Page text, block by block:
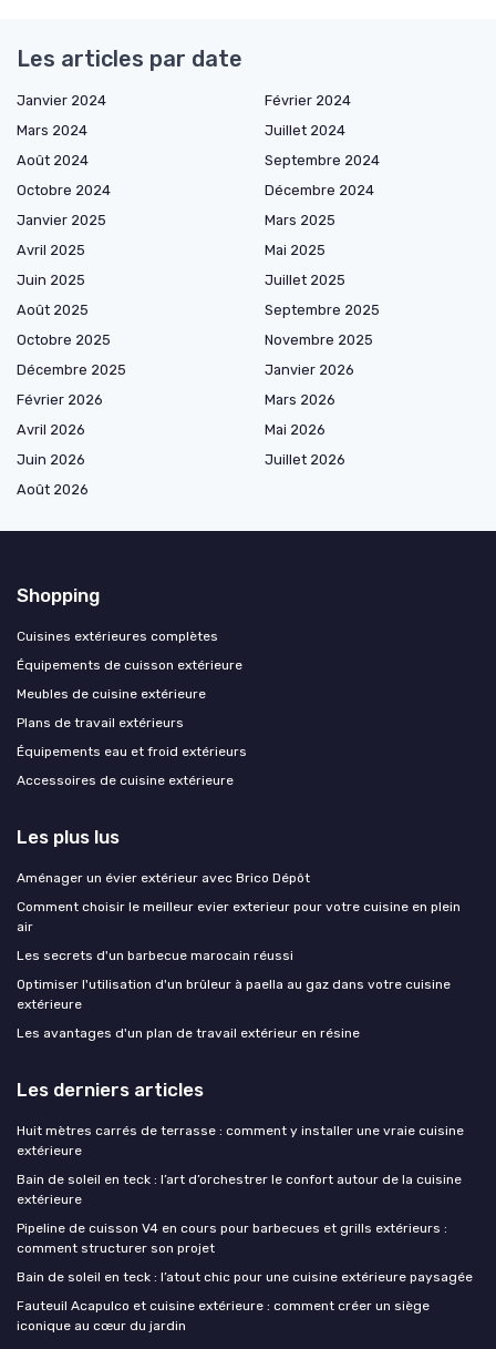
Les articles par date
Janvier 2024
Février 2024
Mars 2024
Juillet 2024
Août 2024
Septembre 2024
Octobre 2024
Décembre 2024
Janvier 2025
Mars 2025
Avril 2025
Mai 2025
Juin 2025
Juillet 2025
Août 2025
Septembre 2025
Octobre 2025
Novembre 2025
Décembre 2025
Janvier 2026
Février 2026
Mars 2026
Avril 2026
Mai 2026
Juin 2026
Juillet 2026
Août 2026
Shopping
Cuisines extérieures complètes
Équipements de cuisson extérieure
Meubles de cuisine extérieure
Plans de travail extérieurs
Équipements eau et froid extérieurs
Accessoires de cuisine extérieure
Les plus lus
Aménager un évier extérieur avec Brico Dépôt
Comment choisir le meilleur evier exterieur pour votre cuisine en plein
air
Les secrets d'un barbecue marocain réussi
Optimiser l'utilisation d'un brûleur à paella au gaz dans votre cuisine
extérieure
Les avantages d'un plan de travail extérieur en résine
Les derniers articles
Huit mètres carrés de terrasse : comment y installer une vraie cuisine
extérieure
Bain de soleil en teck : l’art d’orchestrer le confort autour de la cuisine
extérieure
Pipeline de cuisson V4 en cours pour barbecues et grills extérieurs :
comment structurer son projet
Bain de soleil en teck : l’atout chic pour une cuisine extérieure paysagée
Fauteuil Acapulco et cuisine extérieure : comment créer un siège
iconique au cœur du jardin